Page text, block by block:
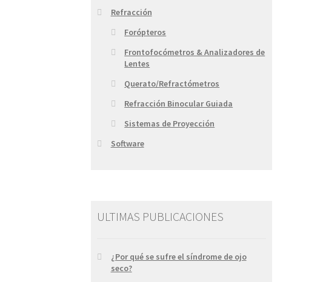
Refracción
Forópteros
Frontofocómetros & Analizadores de
Lentes
Querato/Refractómetros
Refracción Binocular Guiada
Sistemas de Proyección
Software
ULTIMAS PUBLICACIONES
¿Por qué se sufre el síndrome de ojo
seco?